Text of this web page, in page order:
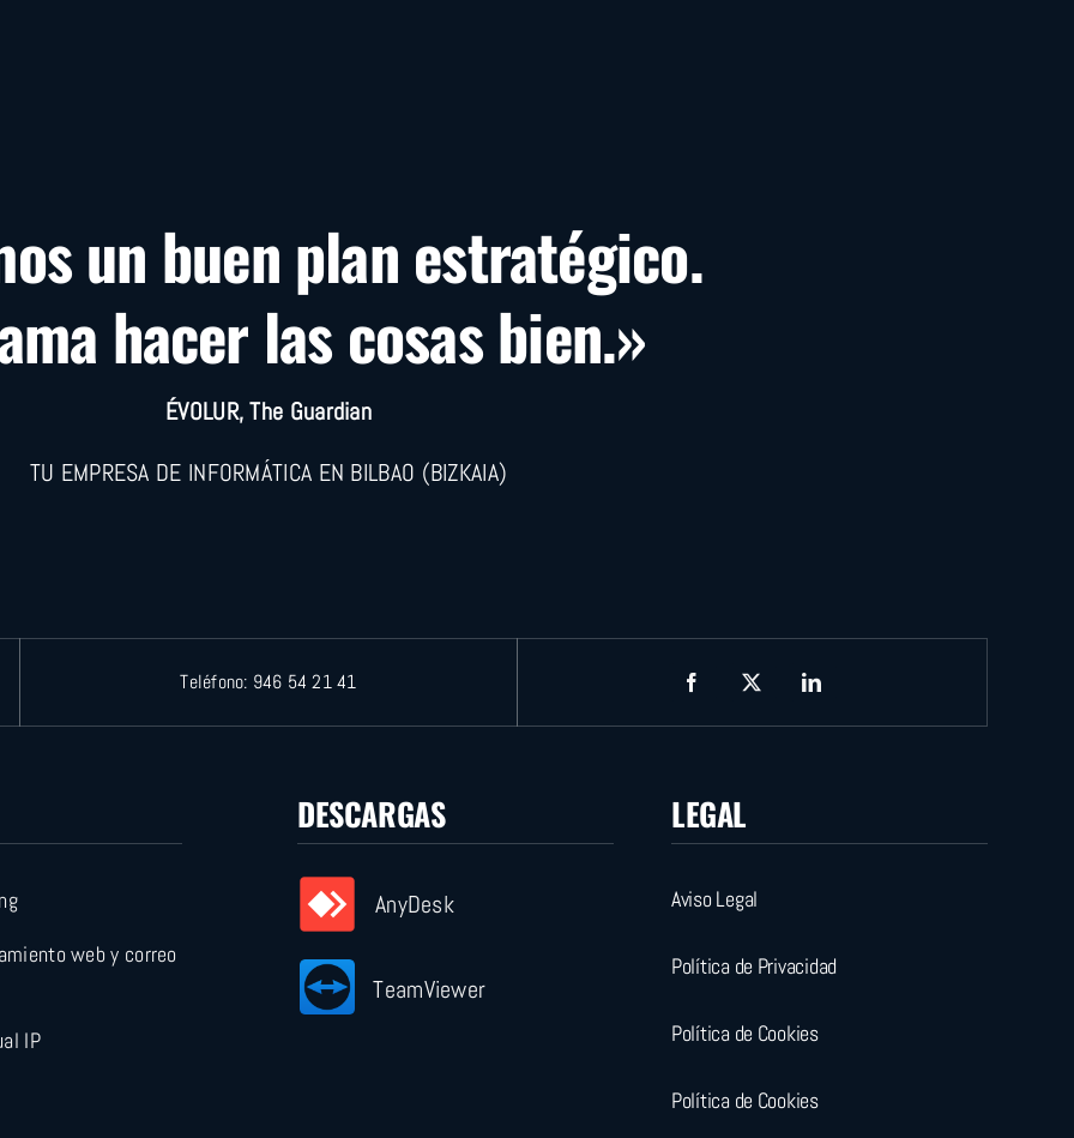
un buen plan estratégico.
hacer las cosas bien.»
ÉVOLUR, The Guardian
TU EMPRESA DE INFORMÁTICA EN BILBAO (BIZKAIA)
Teléfono: 946 54 21 41
web y correo
IP
DESCARGAS
AnyDesk
TeamViewer
LEGAL
Aviso Legal
Política de Privacidad
Política de Cookies
Política de Cookies